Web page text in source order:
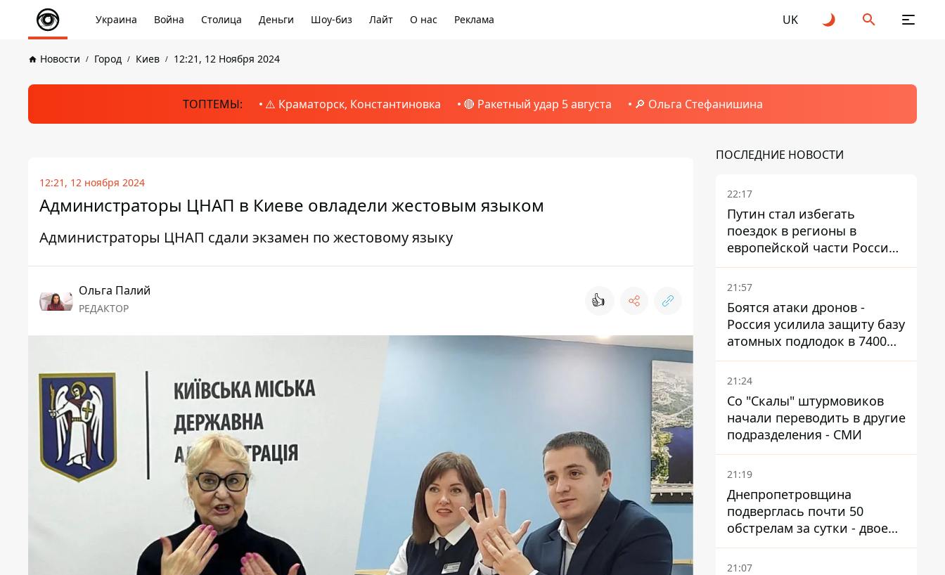
Украина Война Столица Деньги Шоу-биз Лайт О нас Реклама UK
Новости Город Киев 12:21, 12 Ноября 2024
ТОПТЕМЫ: ⚠️ Краматорск, Константиновка 🔴 Ракетный удар 5 августа 🔎 Ольга Стефанишина
12:21, 12 ноября 2024
Администраторы ЦНАП в Киеве овладели жестовым языком
Администраторы ЦНАП сдали экзамен по жестовому языку
Ольга Палий
РЕДАКТОР 👍
ПОСЛЕДНИЕ НОВОСТИ
22:17
Путин стал избегать
поездок в регионы в
европейской части России,
куда регулярно долетают
дроны
21:57
Боятся атаки дронов -
Россия усилила защиту базу
атомных подлодок в 7400
км от Украины
21:24
Со "Скалы" штурмовиков
начали переводить в другие
подразделения - СМИ
21:19
Днепропетровщина
подверглась почти 50
обстрелам за сутки - двое
погибших, шесть
пострадавших
21:07